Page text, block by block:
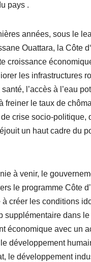
pays .
années, sous le
Ouattara, la Côte
croissance
les infrastructures
santé, l’accès à l’eau
freiner le taux de
crise socio-politique,
un haut cadre du
à venir, le
le programme Côte
à créer les conditions
supplémentaire dans le
économique avec un
développement
le développement